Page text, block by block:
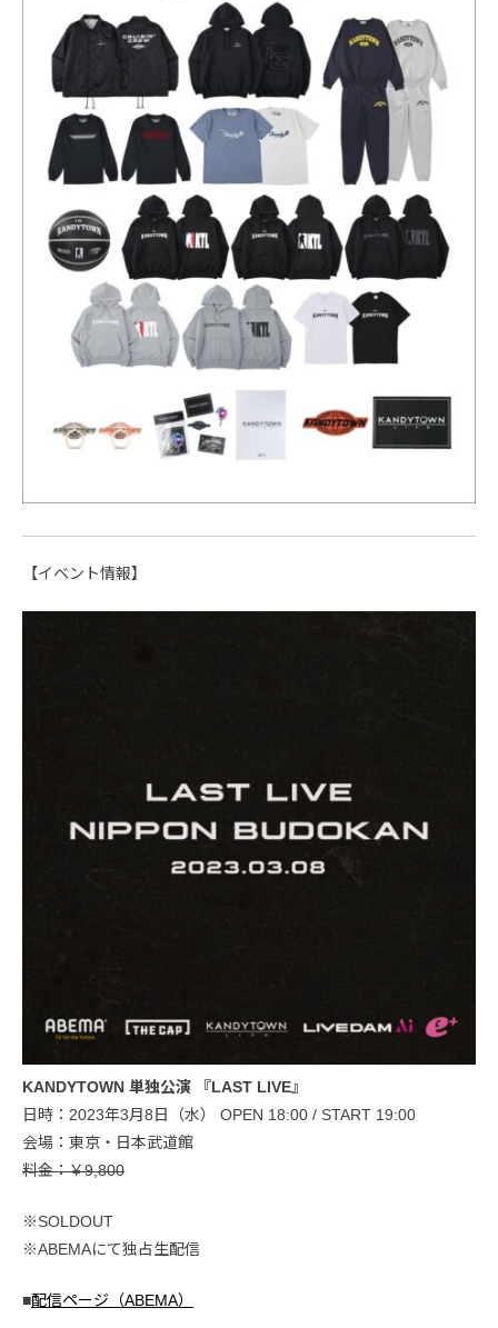
【イベント情報】
KANDYTOWN 単独公演 『LAST LIVE』
日時：2023年3月8日（水） OPEN 18:00 / START 19:00
会場：東京・日本武道館
料金：￥9,800
※SOLDOUT
※ABEMAにて独占生配信
■配信ページ（ABEMA）